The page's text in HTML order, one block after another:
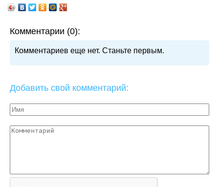
Комментарии (0):
Комментариев еще нет. Станьте первым.
Добавить свой комментарий: